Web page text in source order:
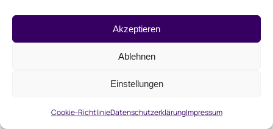
Akzeptieren
Ablehnen
Einstellungen
Cookie-RichtlinieDatenschutzerklärungImpressum
Kommende Veranstaltungen
Keine Veranstaltungen in dieser Kategorie